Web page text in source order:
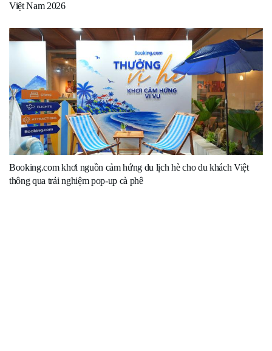
Việt Nam 2026
Booking.com khơi nguồn cảm hứng du lịch hè cho du khách Việt
thông qua trải nghiệm pop-up cà phê